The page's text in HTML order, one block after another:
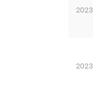
2023
2023